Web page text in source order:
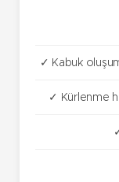
✓ Kabuk
✓ Kürlenme